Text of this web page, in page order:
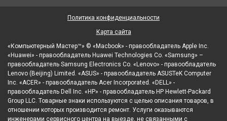
«Компьютерный Мастер™» © «Macbook» - правообладатель Apple Inc.
«Huawei» - правообладатель Huawei Technologies Co. «Samsung» –
правообладатель Samsung Electronics Co. «Lenovo» - правообладатель
Lenovo (Beijing) Limited. «ASUS» - правообладатель ASUSTeK Computer
Inc. «ACER» - правообладатель Acer Incorporated. «DELL» -
правообладатель Dell Inc. «HP» - правообладатель HP Hewlett-Packard
Group LLC. Товарные знаки используются с целью описания товаров, в
отношении которых производится ремонт. Услуги оказываются
инженерами сервисного центра на выезде, не связанными с
Политика конфиденциальности
Карта сайта